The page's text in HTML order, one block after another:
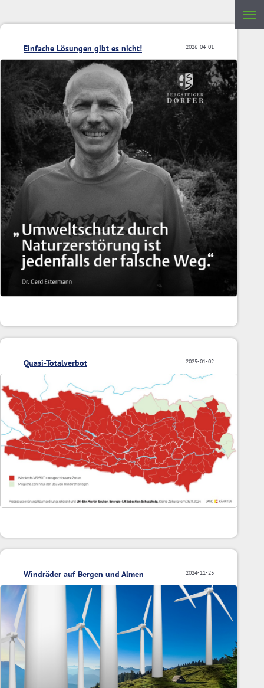
2026-04-01
Einfache Lösungen gibt es nicht!
2025-01-02
Quasi-Totalverbot
2024-11-23
Windräder auf Bergen und Almen